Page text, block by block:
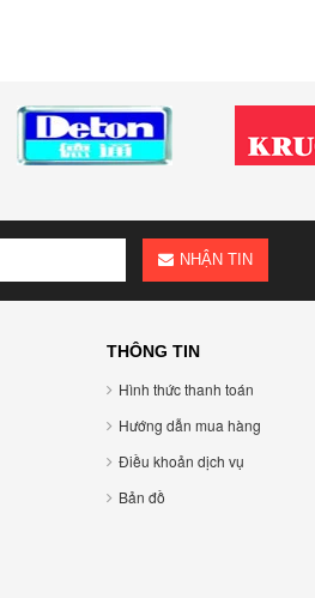
NHẬN TIN
THÔNG TIN
Hình thức thanh toán
Hướng dẫn mua hàng
Điều khoản dịch vụ
Bản đồ